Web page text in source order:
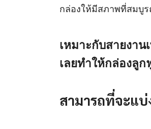
กล่องให้มีสภาพที่สมบู
เหมาะกับสายงา
เลยทำให้กล่องลู
สามารถที่จะแ